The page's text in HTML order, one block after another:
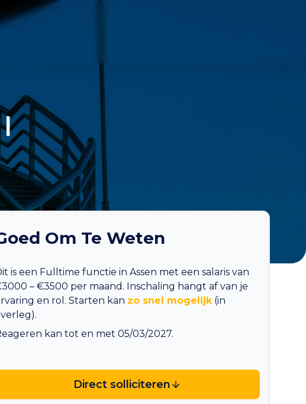
|
Om Te Weten
is een Fulltime functie in Assen met een salaris van
– €3500 per maand. Inschaling hangt af van je
en rol. Starten kan zo snel mogelijk(in
kan tot en met 05/03/2027.
Direct solliciteren